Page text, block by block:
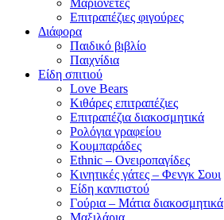
Επιτραπέζιες φιγούρες
Διάφορα
Παιδικό βιβλίο
Παιχνίδια
Είδη σπιτιού
Love Bears
Κιθάρες επιτραπέζιες
Επιτραπέζια διακοσμητικά
Ρολόγια γραφείου
Κουμπαράδες
Ethnic – Ονειροπαγίδες
Κινητικές γάτες – Φενγκ Σουι
Είδη κανπιστού
Γούρια – Μάτια διακοσμητικά
Μαξιλάρια